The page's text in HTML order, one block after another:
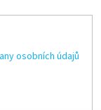
osobních údajů